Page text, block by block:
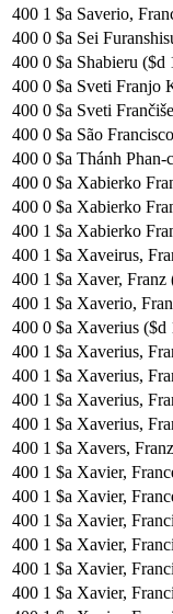
400 1 $a Saverio,
400 0 $a Sei
400 0 $a Shabieru ($d
400 0 $a Sveti Franjo
400 0 $a Sveti
400 0 $a São
400 0 $a Thánh
400 0 $a Xabierko
400 0 $a Xabierko
400 1 $a Xabierko
400 1 $a Xaveirus,
400 1 $a Xaver, Franz
400 1 $a Xaverio,
400 0 $a Xaverius ($d
400 1 $a Xaverius,
400 1 $a Xaverius,
400 1 $a Xaverius,
400 1 $a Xaverius,
400 1 $a Xavers,
400 1 $a Xavier,
400 1 $a Xavier,
400 1 $a Xavier,
400 1 $a Xavier,
400 1 $a Xavier,
400 1 $a Xavier,